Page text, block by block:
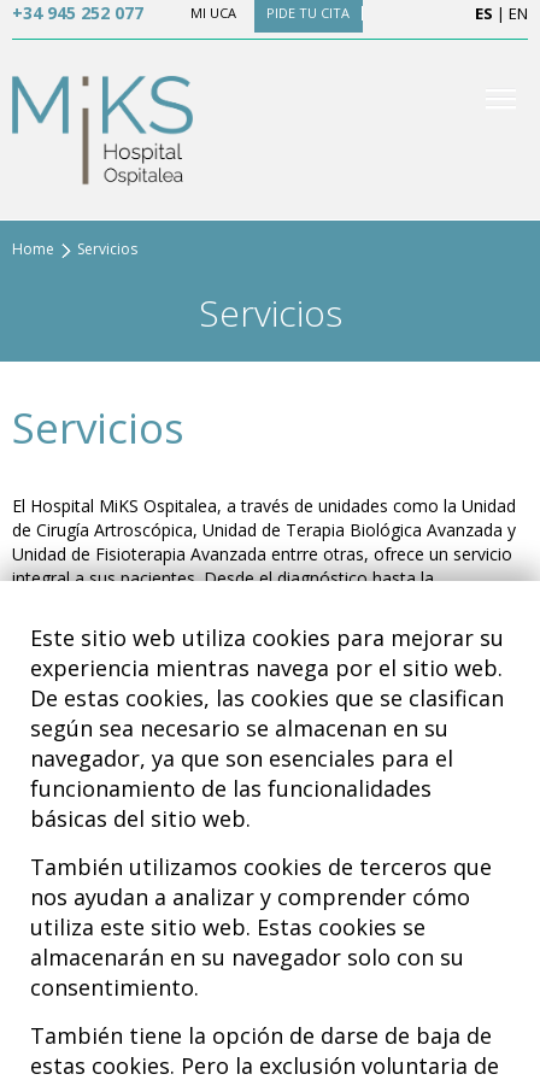
Este sitio web utiliza cookies para mejorar su
experiencia mientras navega por el sitio web.
De estas cookies, las cookies que se clasifican
según sea necesario se almacenan en su
navegador, ya que son esenciales para el
funcionamiento de las funcionalidades
básicas del sitio web.
También utilizamos cookies de terceros que
nos ayudan a analizar y comprender cómo
utiliza este sitio web. Estas cookies se
almacenarán en su navegador solo con su
consentimiento.
También tiene la opción de darse de baja de
estas cookies. Pero la exclusión voluntaria de
+34 945 252 077 MI UCA PIDE TU CITA ES | EN
Home Servicios
Servicios
Servicios
El Hospital MiKS Ospitalea, a través de unidades como la Unidad
de Cirugía Artroscópica, Unidad de Terapia Biológica Avanzada y
Unidad de Fisioterapia Avanzada entrre otras, ofrece un servicio
integral a sus pacientes. Desde el diagnóstico hasta la
cirugía o las terapias biológicas para la
recuperación de todo
tipo de lesiones traumatológicas del aparato locomotor.
Esto incluye lesiones en las principales articulaciones y
extremidades: cadera, rodilla, tobillo, pie, hombro, codo y mano.
Hospital MiKS Ospitalea
C/ Duque de Wellington, 33
01010 - Vitoria-Gasteiz